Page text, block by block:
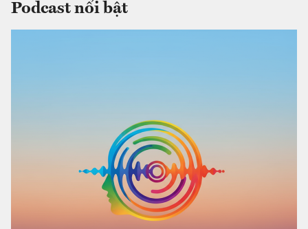
Podcast nổi bật